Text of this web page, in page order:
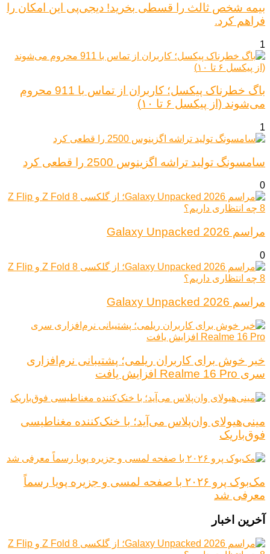
بیمه شخص ثالث را قسطی بخرید! دیجی‌پی این امکان را
فراهم کرد.
1
باگ خطرناک پیکسل؛ کاربران از تماس با 911 محروم
می‌شوند (از پیکسل ۶ تا ۱۰)
1
سامسونگ تولید تراشه اگزینوس 2500 را قطعی کرد
0
مراسم Galaxy Unpacked 2026
0
مراسم Galaxy Unpacked 2026
خبر خوش برای کاربران ریلمی؛ پشتیبانی نرم‌افزاری
سری Realme 16 Pro افزایش یافت
مینی‌هیولای وان‌پلاس می‌آید؛ با خنک‌کننده مغناطیسی
فوق‌باریک
مک‌بوک پرو ۲۰۲۶ با صفحه لمسی و جزیره پویا رسماً
معرفی شد
آخرین اخبار